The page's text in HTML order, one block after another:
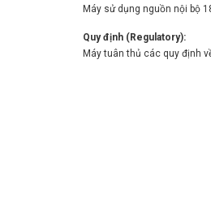
Máy sử dụng nguồn nội bộ
Quy định (Regulatory):
Máy tuân thủ các quy định